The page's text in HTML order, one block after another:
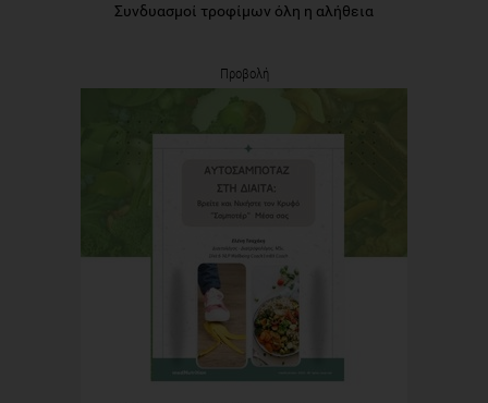
Συνδυασμοί τροφίμων όλη η αλήθεια
Προβολή